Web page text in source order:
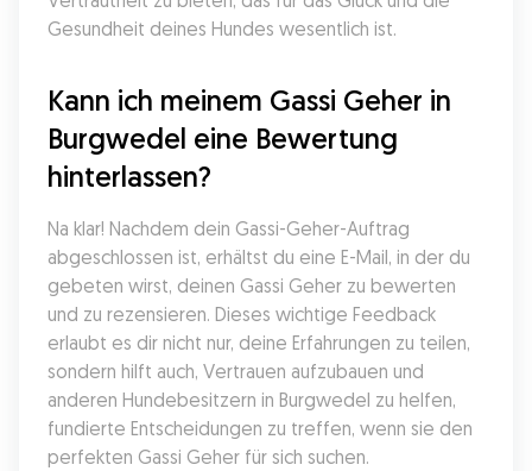
Gesundheit deines Hundes wesentlich ist.
Kann ich meinem Gassi Geher in
Burgwedel eine Bewertung
hinterlassen?
Na klar! Nachdem dein Gassi-Geher-Auftrag
abgeschlossen ist, erhältst du eine E-Mail, in der du
gebeten wirst, deinen Gassi Geher zu bewerten
und zu rezensieren. Dieses wichtige Feedback
erlaubt es dir nicht nur, deine Erfahrungen zu teilen,
sondern hilft auch, Vertrauen aufzubauen und
anderen Hundebesitzern in Burgwedel zu helfen,
fundierte Entscheidungen zu treffen, wenn sie den
perfekten Gassi Geher für sich suchen.